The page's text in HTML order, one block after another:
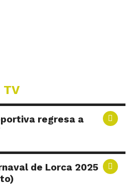
TV
regresa a
de Lorca 2025